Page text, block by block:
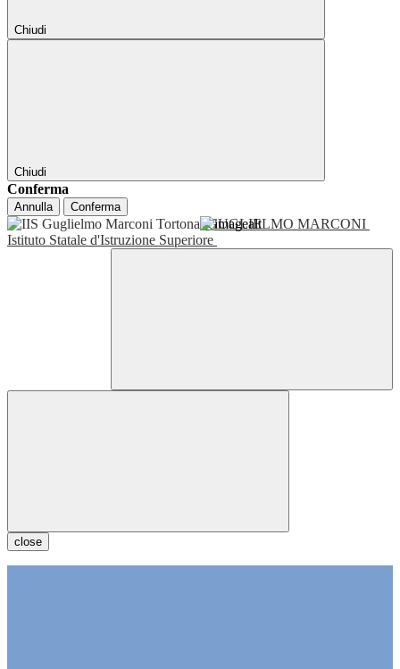
Chiudi
Chiudi
Conferma
Annulla Conferma
GUGLIELMO MARCONI
Istituto Statale d'Istruzione Superiore
close